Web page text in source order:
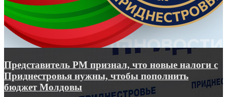
Представитель РМ признал, что новые налоги с
Приднестровья нужны, чтобы пополнить
бюджет Молдовы